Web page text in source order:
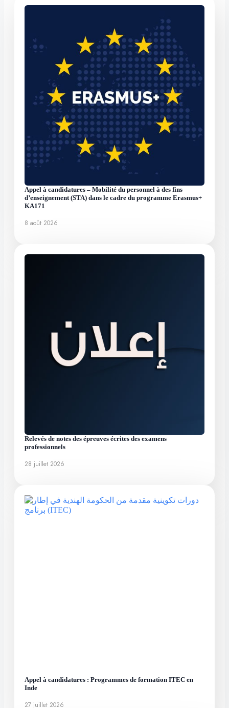
Appel à candidatures – Mobilité du personnel à des fins
d’enseignement (STA) dans le cadre du programme Erasmus+
KA171
8 août 2026
Relevés de notes des épreuves écrites des examens
professionnels
28 juillet 2026
Appel à candidatures : Programmes de formation ITEC en
Inde
27 juillet 2026